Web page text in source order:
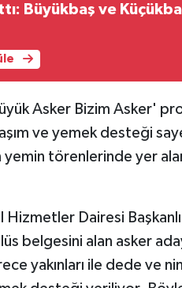
Büyükbaş ve
Asker Bizim Asker'
ve yemek desteği
yemin törenlerinde yer
Dairesi
belgesini alan asker
yakınları ile dede ve